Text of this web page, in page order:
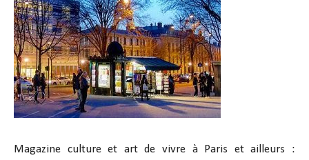
Magazine culture et art de vivre à Paris et ailleurs :